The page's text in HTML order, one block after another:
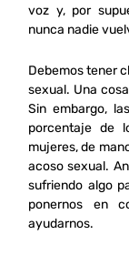
voz y, por
nunca nadie
Debemos tener
sexual. Una
Sin embargo,
porcentaje de
mujeres, de
acoso sexual.
sufriendo algo
ponernos en
ayudarnos.